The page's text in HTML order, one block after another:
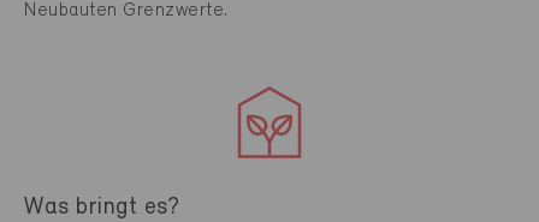
Neubauten Grenzwerte.
Was bringt es?